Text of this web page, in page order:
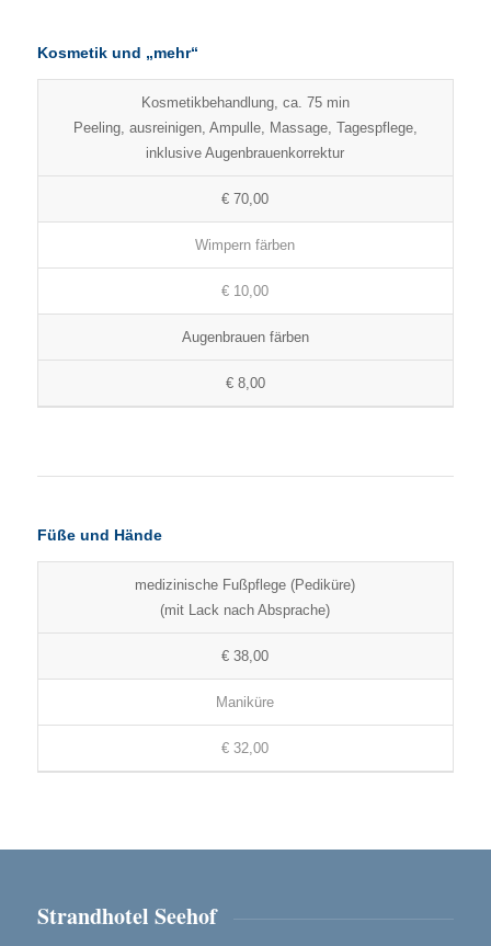
Kosmetik und „mehr“
Kosmetikbehandlung, ca. 75 min
Peeling, ausreinigen, Ampulle, Massage, Tagespflege,
inklusive Augenbrauenkorrektur
€ 70,00
Wimpern färben
€ 10,00
Augenbrauen färben
€ 8,00
Füße und Hände
medizinische Fußpflege (Pediküre)
(mit Lack nach Absprache)
€ 38,00
Maniküre
€ 32,00
Strandhotel Seehof